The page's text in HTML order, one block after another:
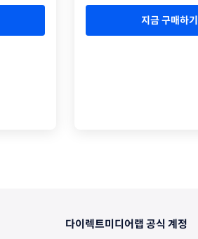
지금 구매하기
다이렉트미디어랩 공식 계정